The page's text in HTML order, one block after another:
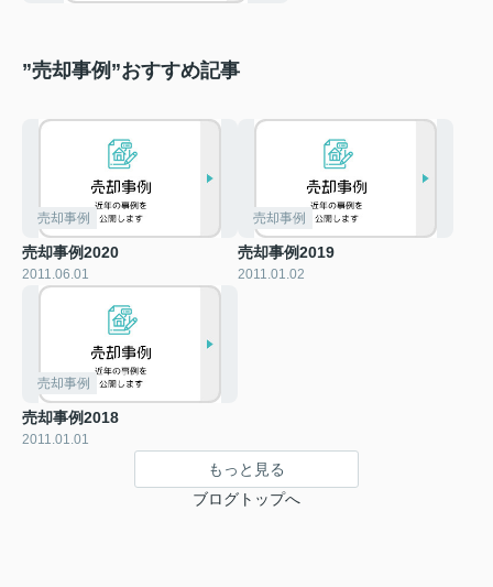
”売却事例”おすすめ記事
売却事例
売却事例2020
2011.06.01
売却事例
売却事例2019
2011.01.02
売却事例
売却事例2018
2011.01.01
もっと見る
ブログトップへ